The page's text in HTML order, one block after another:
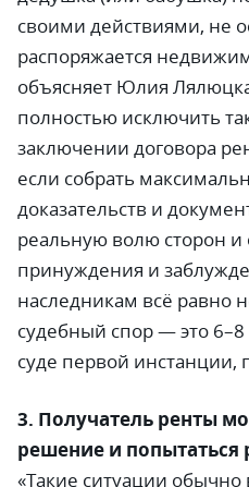
своими действиями, не
распоряжается
объясняет Юлия
полностью исключить
заключении договора
если собрать
доказательств и
реальную волю сторон и
принуждения и
наследникам всё равно
судебный спор—это 6–
суде первой инстанции,
3. Получатель ренты
решение и попытаться
«Такие ситуации